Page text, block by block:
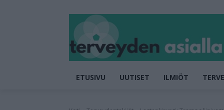
ETUSIVU UUTISET ILMIÖT